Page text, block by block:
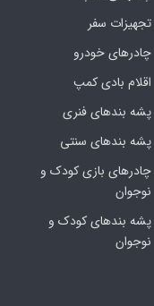
تجهیزات سفر
چادرهای خودرو
اقلام بادی کمپ
پشه‌ بندهای فنری
پشه‌ بندهای سنتی
چادرهای بازی کودک و
نوجوان
پشه‌ بندهای کودک و
نوجوان